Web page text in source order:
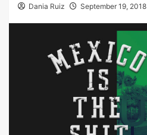
Dania Ruiz September 19, 2018